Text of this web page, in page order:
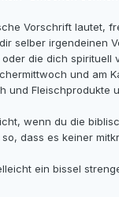
Vorschrift lautet,
selber irgendeinen
die dich spirituell
und am
und Fleischprodukte
wenn du die
dass es keiner
ein bissel